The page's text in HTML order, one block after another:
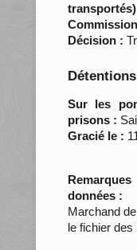
Décision :
Détentions
Sur les
prisons :
Gracié le :
données :
Marchand
le fichier des